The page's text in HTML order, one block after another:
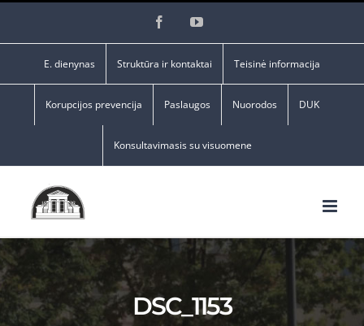
FacebookYouTube
E. dienynas Struktūra ir kontaktai Teisinė informacija
Korupcijos prevencija Paslaugos Nuorodos DUK
Konsultavimasis su visuomene
DSC_1153